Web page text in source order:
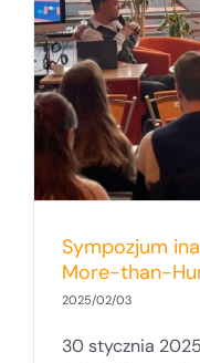
Sympozjum
More-than-
2025/02/03
30 stycznia